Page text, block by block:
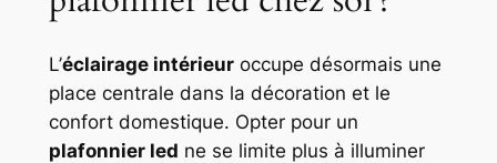
L’éclairage intérieuroccupe désormais une
place centrale dans la décoration et le
confort domestique. Opter pour un
plafonnier led ne se limite plus à illuminer